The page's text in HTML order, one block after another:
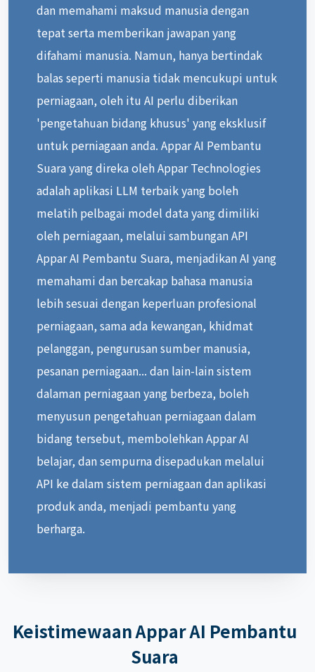
dan memahami maksud manusia dengan
tepat serta memberikan jawapan yang
difahami manusia. Namun, hanya bertindak
balas seperti manusia tidak mencukupi untuk
perniagaan, oleh itu AI perlu diberikan
'pengetahuan bidang khusus' yang eksklusif
untuk perniagaan anda. Appar AI Pembantu
Suara yang direka oleh Appar Technologies
adalah aplikasi LLM terbaik yang boleh
melatih pelbagai model data yang dimiliki
oleh perniagaan, melalui sambungan API
Appar AI Pembantu Suara, menjadikan AI yang
memahami dan bercakap bahasa manusia
lebih sesuai dengan keperluan profesional
perniagaan, sama ada kewangan, khidmat
pelanggan, pengurusan sumber manusia,
pesanan perniagaan... dan lain-lain sistem
dalaman perniagaan yang berbeza, boleh
menyusun pengetahuan perniagaan dalam
bidang tersebut, membolehkan Appar AI
belajar, dan sempurna disepadukan melalui
API ke dalam sistem perniagaan dan aplikasi
produk anda, menjadi pembantu yang
berharga.
Keistimewaan Appar AI Pembantu
Suara